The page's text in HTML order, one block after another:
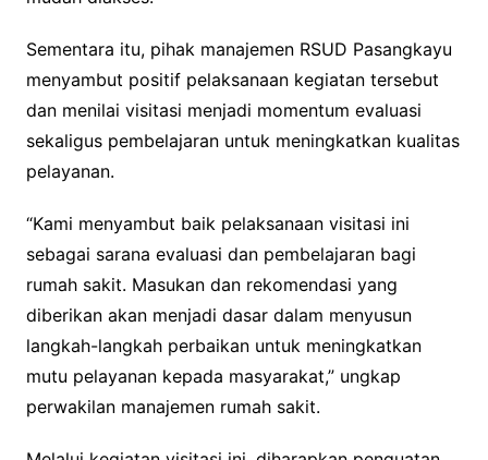
Sementara itu, pihak manajemen RSUD Pasangkayu
menyambut positif pelaksanaan kegiatan tersebut
dan menilai visitasi menjadi momentum evaluasi
sekaligus pembelajaran untuk meningkatkan kualitas
pelayanan.
“Kami menyambut baik pelaksanaan visitasi ini
sebagai sarana evaluasi dan pembelajaran bagi
rumah sakit. Masukan dan rekomendasi yang
diberikan akan menjadi dasar dalam menyusun
langkah-langkah perbaikan untuk meningkatkan
mutu pelayanan kepada masyarakat,” ungkap
perwakilan manajemen rumah sakit.